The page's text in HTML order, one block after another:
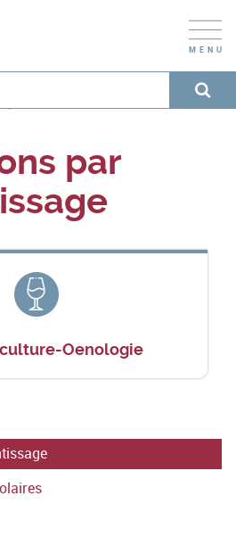
par
Oenologie